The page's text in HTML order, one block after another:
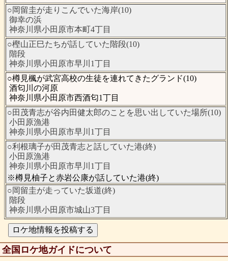
○岡留圭が走りこんでいた海岸(10)
御幸の浜
神奈川県小田原市本町4丁目
○樫山正巳たちが話していた階段(10)
階段
神奈川県小田原市早川1丁目
○樽見楓が武宮高校の生徒を連れてきたグランド(10)
酒匂川の河原
神奈川県小田原市西酒匂1丁目
○田茂青志が谷内田健太郎のことを思い出していた場所(10)
小田原漁港
神奈川県小田原市早川1丁目
○利根璃子が田茂青志と話していた港(終)
小田原漁港
神奈川県小田原市早川1丁目
※樽見柚子と赤岩公康が話していた港(終)
○岡留圭が走っていた坂道(終)
階段
神奈川県小田原市城山3丁目
全国ロケ地ガイドについて